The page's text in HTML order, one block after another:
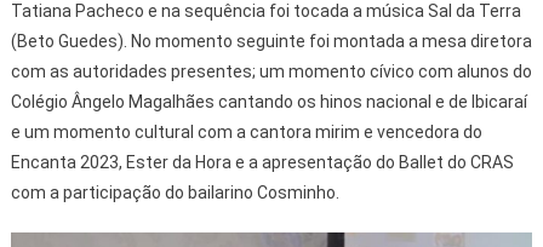
Tatiana Pacheco e na sequência foi tocada a música Sal da Terra
(Beto Guedes). No momento seguinte foi montada a mesa diretora
com as autoridades presentes; um momento cívico com alunos do
Colégio Ângelo Magalhães cantando os hinos nacional e de Ibicaraí
e um momento cultural com a cantora mirim e vencedora do
Encanta 2023, Ester da Hora e a apresentação do Ballet do CRAS
com a participação do bailarino Cosminho.